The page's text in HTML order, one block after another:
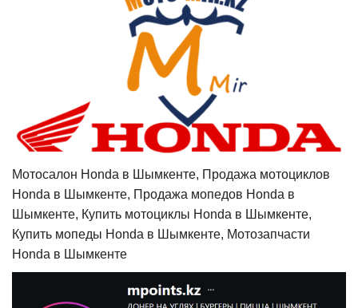
Мотосалон Honda в Шымкенте, Продажа мотоциклов
Honda в Шымкенте, Продажа мопедов Honda в
Шымкенте, Купить мотоциклы Honda в Шымкенте,
Купить мопеды Honda в Шымкенте, Мотозапчасти
Honda в Шымкенте